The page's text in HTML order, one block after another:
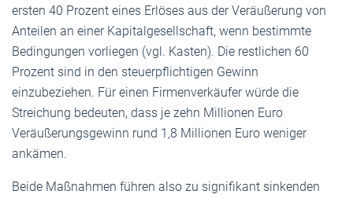
ersten 40 Prozent eines Erlöses aus der Veräußerung von
Anteilen an einer Kapitalgesellschaft, wenn bestimmte
Bedingungen vorliegen (vgl. Kasten). Die restlichen 60
Prozent sind in den steuerpflichtigen Gewinn
einzubeziehen. Für einen Firmenverkäufer würde die
Streichung bedeuten, dass je zehn Millionen Euro
Veräußerungsgewinn rund 1,8 Millionen Euro weniger
ankämen.
Beide Maßnahmen führen also zu signifikant sinkenden